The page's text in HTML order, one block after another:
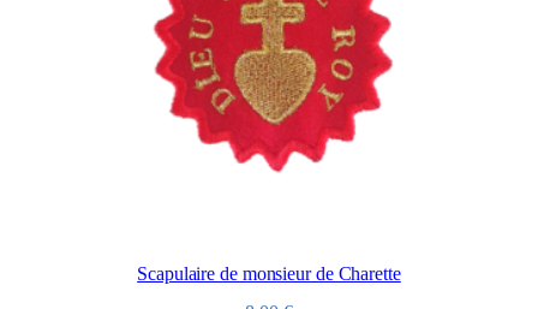
Scapulaire de monsieur de Charette